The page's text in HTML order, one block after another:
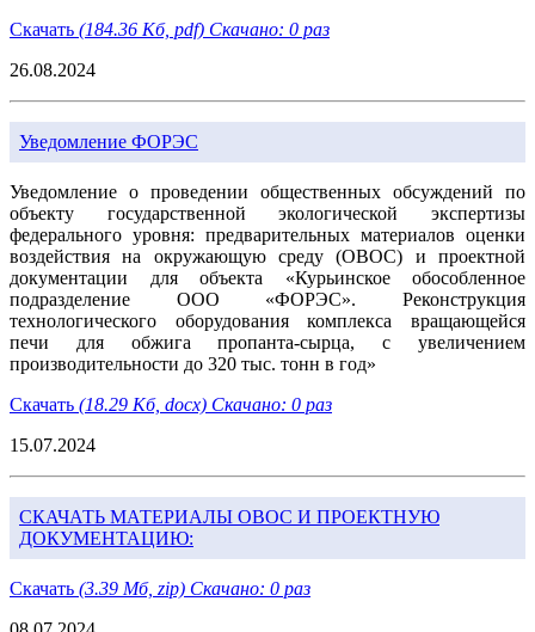
Скачать (184.36 Кб, pdf) Скачано: 0 раз
26.08.2024
Уведомление ФОРЭС
Уведомление о проведении общественных обсуждений по
объекту государственной экологической экспертизы
федерального уровня: предварительных материалов оценки
воздействия на окружающую среду (ОВОС) и проектной
документации для объекта «Курьинское обособленное
подразделение ООО «ФОРЭС». Реконструкция
технологического оборудования комплекса вращающейся
печи для обжига пропанта-сырца, с увеличением
производительности до 320 тыс. тонн в год»
Скачать (18.29 Кб, docx) Скачано: 0 раз
15.07.2024
СКАЧАТЬ МАТЕРИАЛЫ ОВОС И ПРОЕКТНУЮ
ДОКУМЕНТАЦИЮ:
Скачать (3.39 Мб, zip) Скачано: 0 раз